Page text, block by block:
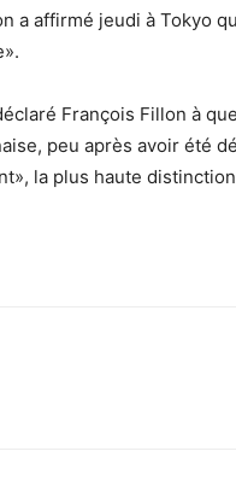
a affirmé jeudi à Tokyo
François Fillon à
peu après avoir été
la plus haute